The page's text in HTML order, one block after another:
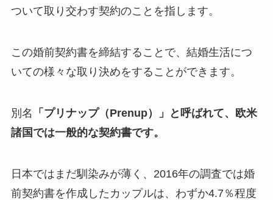
ついて取り交わす契約のことを指します。
この婚前契約書を締結することで、結婚生活につ
いての様々な取り決めをすることができます。
別名
「プリナップ（Prenup）」と呼ばれて、欧米
諸国では一般的な契約書です。
日本ではまだ馴染みが薄く、2016年の調査では婚
前契約書を作成したカップルは、わずか4.7％程度